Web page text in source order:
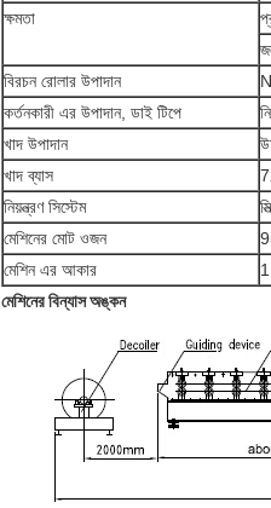
ক্ষমতা
বিরচন রোলার উপাদান
কর্তনকারী এর উপাদান, ডাই টিপে
খাদ উপাদান
খাদ ব্যাস
নিয়ন্ত্রণ সিস্টেম
মেশিনের মোট ওজন
মেশিন এর আকার
মেশিনের বিন্যাস অঙ্কন